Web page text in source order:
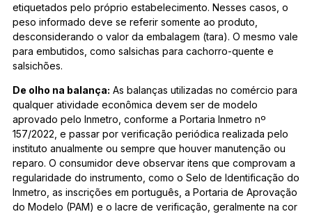
etiquetados pelo próprio estabelecimento. Nesses casos, o
peso informado deve se referir somente ao produto,
desconsiderando o valor da embalagem (tara). O mesmo vale
para embutidos, como salsichas para cachorro-quente e
salsichões.
De olho na balança: As balanças utilizadas no comércio para
qualquer atividade econômica devem ser de modelo
aprovado pelo Inmetro, conforme a Portaria Inmetro nº
157/2022, e passar por verificação periódica realizada pelo
instituto anualmente ou sempre que houver manutenção ou
reparo. O consumidor deve observar itens que comprovam a
regularidade do instrumento, como o Selo de Identificação do
Inmetro, as inscrições em português, a Portaria de Aprovação
do Modelo (PAM) e o lacre de verificação, geralmente na cor